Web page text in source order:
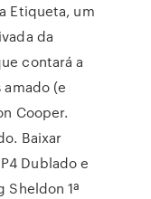
Etiqueta, um
da
contará a
(e
Cooper.
Baixar
Dublado e
Sheldon 1ª